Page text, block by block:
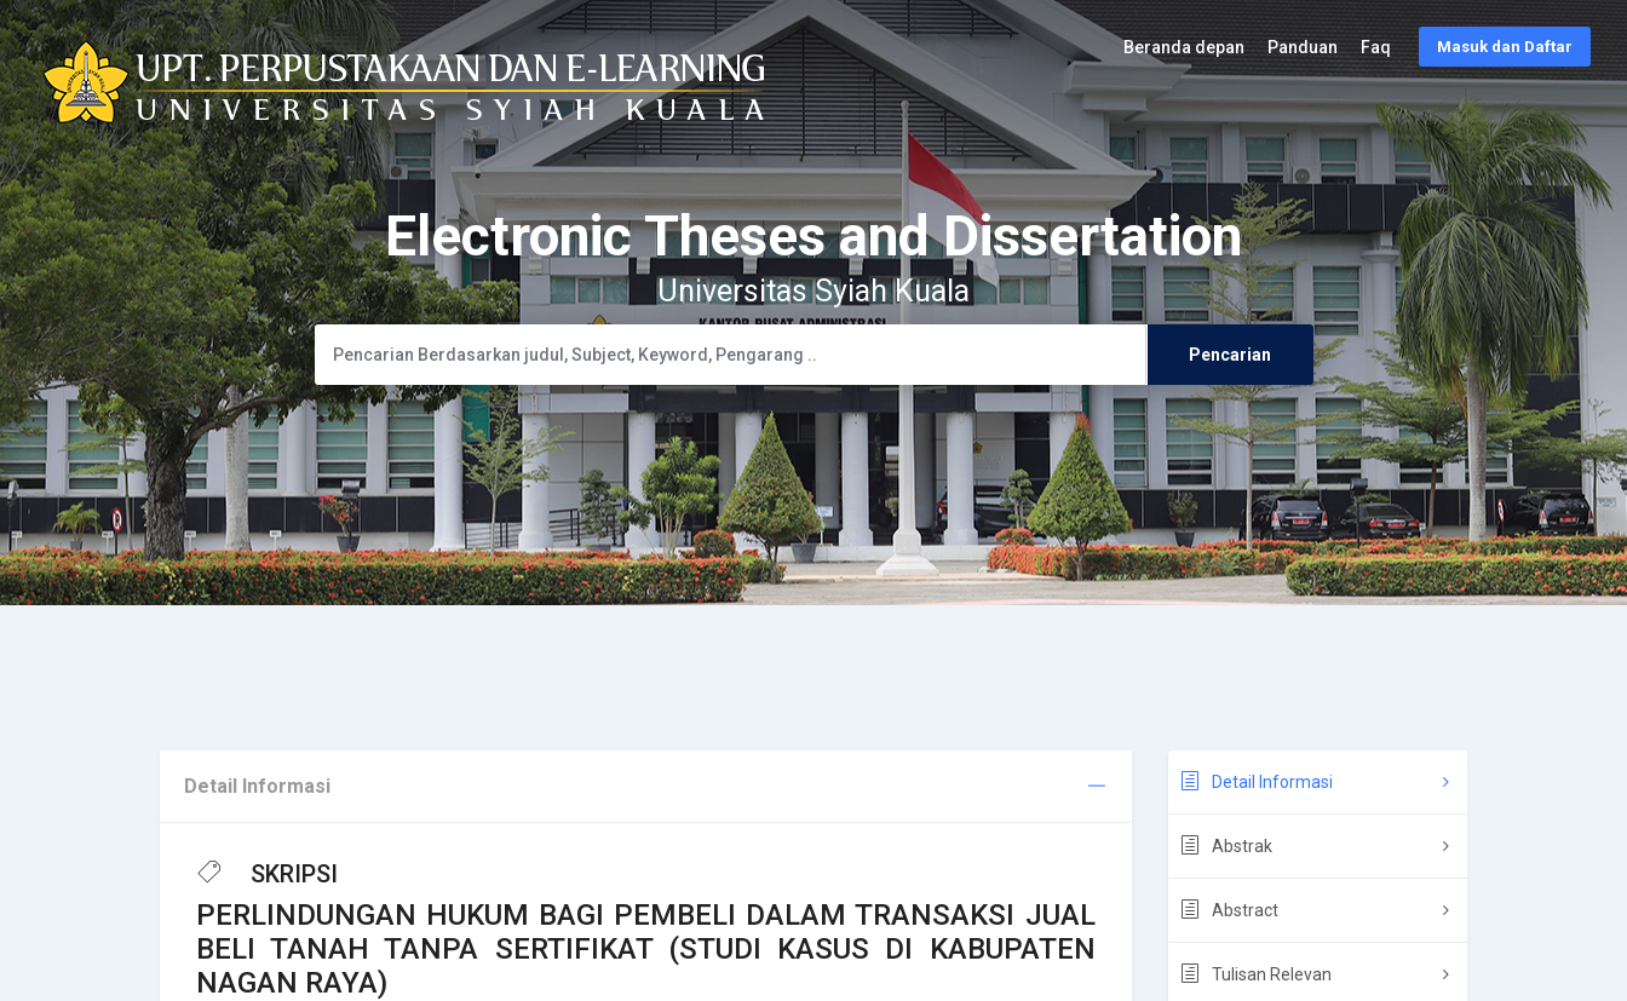
Electronic Theses and Dissertation
Universitas Syiah Kuala
Detail Informasi
SKRIPSI
PERLINDUNGAN HUKUM BAGI PEMBELI DALAM TRANSAKSI JUAL
BELI TANAH TANPA SERTIFIKAT (STUDI KASUS DI KABUPATEN
NAGAN RAYA)
Detail Informasi
Abstrak
Abstract
Tulisan Relevan
Masuk dan Daftar
Beranda depan Panduan Faq